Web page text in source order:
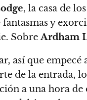
, la casa de los
y
SobreArdham
, así que
de la entrada,
a una hora